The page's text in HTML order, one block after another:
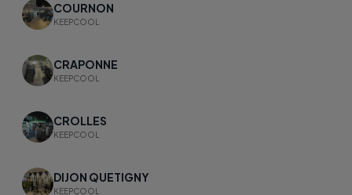
COURNON
KEEPCOOL
CRAPONNE
KEEPCOOL
CROLLES
KEEPCOOL
DIJON QUETIGNY
KEEPCOOL